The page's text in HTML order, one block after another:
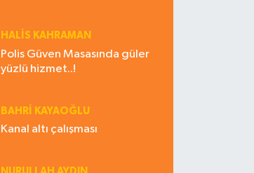
HALIS KAHRAMAN
Polis Güven Masasında güler
yüzlü hizmet..!
BAHRI KAYAOĞLU
Kanal altı çalışması